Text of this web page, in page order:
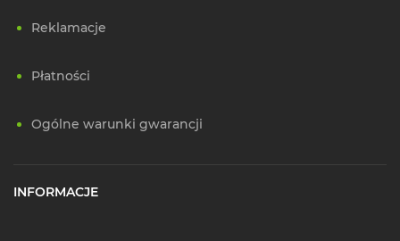
Reklamacje
Płatności
Ogólne warunki gwarancji
INFORMACJE